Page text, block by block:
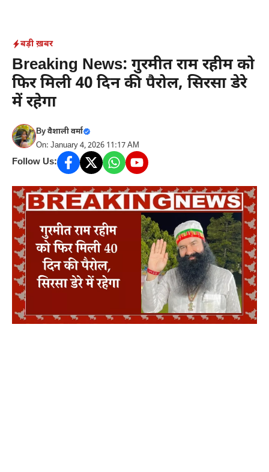
content
बड़ी ख़बर
Breaking News: गुरमीत राम रहीम को
फिर मिली 40 दिन की पैरोल, सिरसा डेरे
में रहेगा
Byवैशाली वर्मा
On: January 4, 2026 11:17 AM
Follow Us: